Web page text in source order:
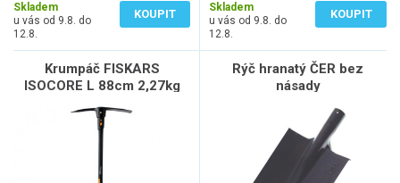
Skladem
u vás od 9.8. do
12.8.
KOUPIT
Skladem
u vás od 9.8. do
12.8.
KOUPIT
Krumpáč FISKARS
ISOCORE L 88cm 2,27kg
1020166
Rýč hranatý ČER bez
násady